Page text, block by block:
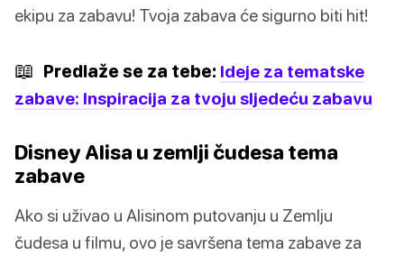
ekipu za zabavu! Tvoja zabava će sigurno biti hit!
📖 Predlaže se za tebe: Ideje za tematske
zabave: Inspiracija za tvoju sljedeću zabavu
Disney Alisa u zemlji čudesa tema
zabave
Ako si uživao u Alisinom putovanju u Zemlju
čudesa u filmu, ovo je savršena tema zabave za